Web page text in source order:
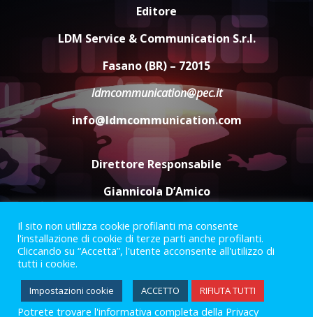
Politiche Giovanili e Mobilità
Sostenibile: premiati gli studenti
universitari del bando “La strada
8 Agosto 2026 07:15
“I Contestatori: Musica di
Rivoluzione”: nuovo
appuntamento con “Fasano in
Banda”
7 Agosto 2026 06:05
Editore
LDM Service & Communication S.r.l.
Fasano (BR) – 72015
ldmcommunication@pec.it
info@ldmcommunication.com
Direttore Responsabile
Giannicola D’Amico
Termini e Condizioni
Privacy Policy
Informazioni Legali
Facebook
Instagram
Youtube
Il sito non utilizza cookie profilanti ma consente
l'installazione di cookie di terze parti anche profilanti.
Cliccando su “Accetta”, l'utente acconsente all'utilizzo di
tutti i cookie.
Impostazioni cookie ACCETTO RIFIUTA TUTTI
Potrete trovare l'informativa completa della Privacy